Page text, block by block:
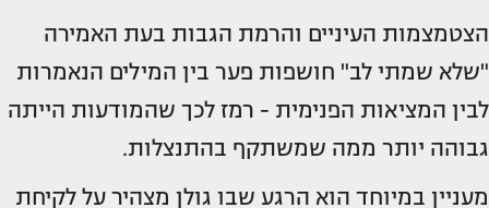
הצטמצמות העיניים והרמת הגבות בעת האמירה
"שלא שמתי לב" חושפות פער בין המילים הנאמרות
לבין המציאות הפנימית - רמז לכך שהמודעות הייתה
גבוהה יותר ממה שמשתקף בהתנצלות.
מעניין במיוחד הוא הרגע שבו גולן מצהיר על לקיחת